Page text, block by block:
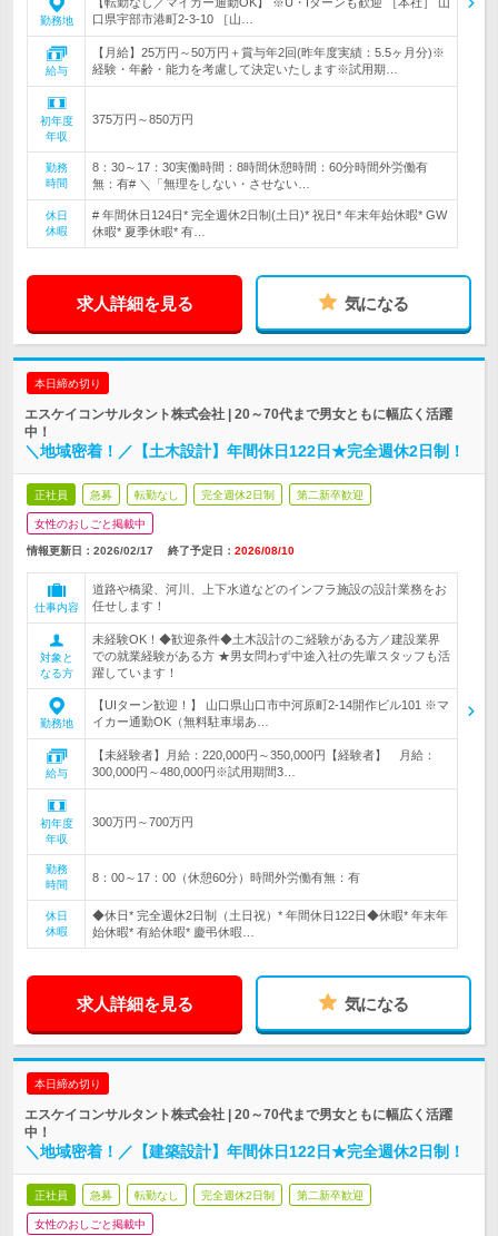
勤務地
口県宇部市港町2-3-10 ［山…
給与
【月給】25万円～50万円＋賞与年2回(昨年度実績：5.5ヶ月分)※
経験・年齢・能力を考慮して決定いたします※試用期…
初年度
年収
375万円～850万円
勤務
時間
8：30～17：30実働時間：8時間休憩時間：60分時間外労働有
無：有# ＼「無理をしない・させない…
休日
休暇
# 年間休日124日* 完全週休2日制(土日)* 祝日* 年末年始休暇* GW
休暇* 夏季休暇* 有…
求人詳細を見る 気になる
本日締め切り
エスケイコンサルタント株式会社 | 20～70代まで男女ともに幅広く活躍
中！
＼地域密着！／【土木設計】年間休日122日★完全週休2日制！
正社員 急募 転勤なし 完全週休2日制 第二新卒歓迎
女性のおしごと掲載中
情報更新日：2026/02/17 終了予定日： 2026/08/10
仕事内容
道路や橋梁、河川、上下水道などのインフラ施設の設計業務をお
任せします！
対象と
なる方
未経験OK！◆歓迎条件◆土木設計のご経験がある方／建設業界
での就業経験がある方 ★男女問わず中途入社の先輩スタッフも活
躍しています！
勤務地
【UIターン歓迎！】 山口県山口市中河原町2-14開作ビル101 ※マ
イカー通勤OK（無料駐車場あ…
給与
【未経験者】月給：220,000円～350,000円【経験者】 月給：
300,000円～480,000円※試用期間3…
初年度
年収
300万円～700万円
勤務
時間
8：00～17：00（休憩60分）時間外労働有無：有
休日
休暇
◆休日* 完全週休2日制（土日祝）* 年間休日122日◆休暇* 年末年
始休暇* 有給休暇* 慶弔休暇…
求人詳細を見る 気になる
本日締め切り
エスケイコンサルタント株式会社 | 20～70代まで男女ともに幅広く活躍
中！
＼地域密着！／【建築設計】年間休日122日★完全週休2日制！
正社員 急募 転勤なし 完全週休2日制 第二新卒歓迎
女性のおしごと掲載中